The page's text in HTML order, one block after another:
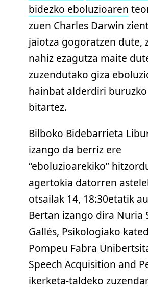
bidezko eboluzioaren
zuen Charles Darwin
jaiotza gogoratzen dute,
nahiz ezagutza maite
zuzendutako giza
hainbat alderdiri
bitartez.
Bilboko Bidebarrieta
izango da berriz ere
“eboluzioarekiko”
agertokia datorren
otsailak 14, 18:30etatik
Bertan izango dira Nuria
Gallés, Psikologiako
Pompeu Fabra
Speech Acquisition and
ikerketa-taldeko